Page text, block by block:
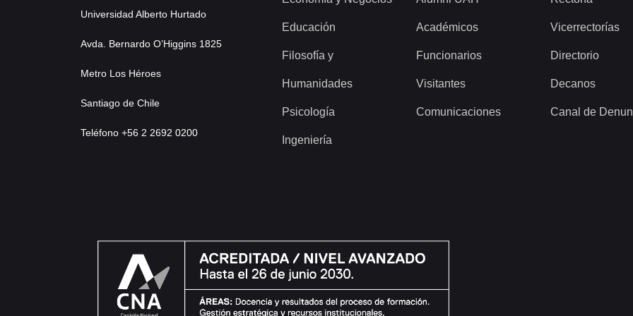
Universidad Alberto Hurtado
Avda. Bernardo O’Higgins 1825
Metro Los Héroes
Santiago de Chile
Teléfono +56 2 2692 0200
Educación
Filosofía y
Humanidades
Psicología
Ingeniería
Académicos
Funcionarios
Visitantes
Comunicaciones
Vicerrectorías
Directorio
Decanos
Canal de